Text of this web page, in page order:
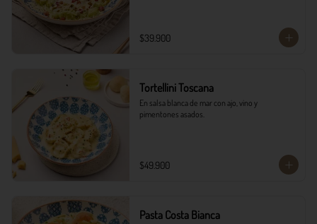
$39.900
Tortellini Toscana
En salsa blanca de mar con ajo, vino y
pimentones asados.
$49.900
Pasta Costa Bianca